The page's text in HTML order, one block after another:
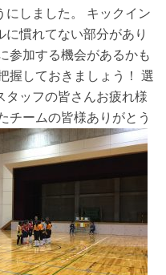
にしました。 キックイン
慣れてない部分があり
参加する機会があるかも
握しておきましょう！ 選
タッフの皆さんお疲れ様
チームの皆様ありがとう